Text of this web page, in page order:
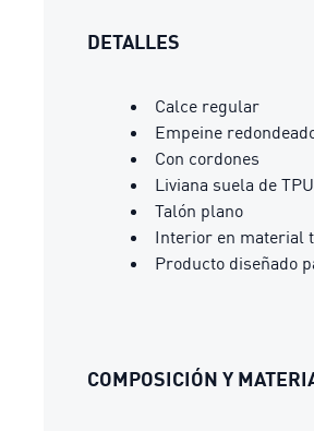
DETALLES
Calce regular
Empeine
Con cordones
Liviana suela de TPU
Talón plano
Interior en material
Producto diseñado
COMPOSICIÓN Y